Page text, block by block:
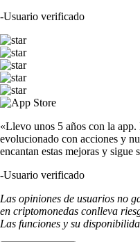
-Usuario verificado
«Llevo unos 5 años con la
evolucionado con acciones y
encantan estas mejoras y
-Usuario verificado
Las opiniones de usuarios no
en criptomonedas conlleva
Las funciones y su